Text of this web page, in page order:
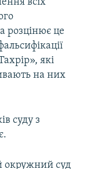
всіх
розцінює це
які
на них
суду з
окружний суд